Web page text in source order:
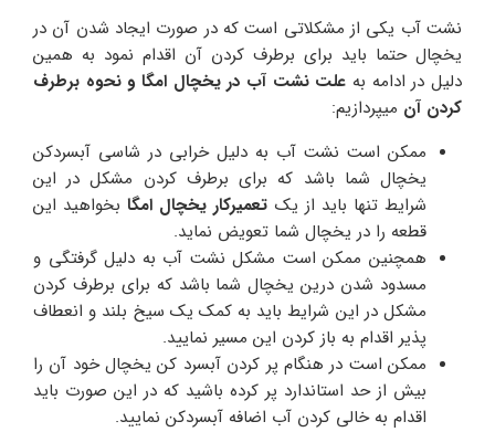
نشت آب یکی از مشکلاتی است که در صورت ایجاد شدن آن در
یخچال حتما باید برای برطرف کردن آن اقدام نمود به همین
دلیل در ادامه به علت نشت آب در یخچال امگا و نحوه برطرف
کردن آن میپردازیم:
ممکن است نشت آب به دلیل خرابی در شاسی آبسردکن
یخچال شما باشد که برای برطرف کردن مشکل در این
شرایط تنها باید از یک تعمیرکار یخچال امگابخواهید این
قطعه را در یخچال شما تعویض نماید.
همچنین ممکن است مشکل نشت آب به دلیل گرفتگی و
مسدود شدن درین یخچال شما باشد که برای برطرف کردن
مشکل در این شرایط باید به کمک یک سیخ بلند و انعطاف
پذیر اقدام به باز کردن این مسیر نمایید.
ممکن است در هنگام پر کردن آبسرد کن یخچال خود آن را
بیش از حد استاندارد پر کرده باشید که در این صورت باید
اقدام به خالی کردن آب اضافه آبسردکن نمایید.